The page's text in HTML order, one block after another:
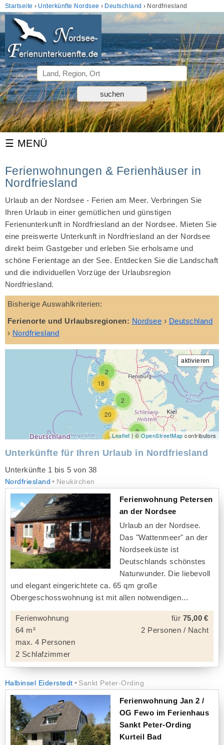
Startseite Unterkünfte Nordsee Deutschland Nordfriesland
Ferienwohnungen & Ferienhäuser in
Nordfriesland
Urlaub an der Nordsee - Ferien am Meer. Verbringen Sie
Ihren Urlaub in einer gemütlichen und günstigen
Ferienunterkunft in Nordfriesland an der Nordsee. Mieten Sie
eine preiswerte Unterkunft in Nordfriesland an der Nordsee
direkt beim Gastgeber und erleben Sie erholsame und
schöne Ferientage an der See. Entdecken Sie die Landschaft
und die individuellen Vorzüge der Urlaubsregion
Nordfriesland.
Bisherige Auswahlkriterien:
Ferienorte und Urlaubsregionen: Nordsee › Deutschland
› Nordfriesland
2
2
18
20
3
27Leaflet | ©OpenStreetMap contributors
Unterkünfte für Ihren Urlaub in Nordfriesland
Unterkünfte 1 bis 5 von 38
Nordfriesland Neukirchen
Ferienwohnung Petersen
an der Nordsee
Urlaub an der Nordsee.
Das "Wattenmeer" an der
Nordseeküste ist
Deutschlands schönstes
Naturwunder. Die liebevoll
und elegant eingerichtete ca. 65 qm große
Obergeschosswohnung ist mit allen notwendigen
Ferienwohnung
64 m²
max. 4 Personen
2 Schlafzimmer
für 75,00 €
2 Personen / Nacht
Halbinsel Eiderstedt Sankt Peter-Ording
Ferienwohnung Jan 2 /
OG Fewo im Ferienhaus
Sankt Peter-Ording
Kurteil Bad